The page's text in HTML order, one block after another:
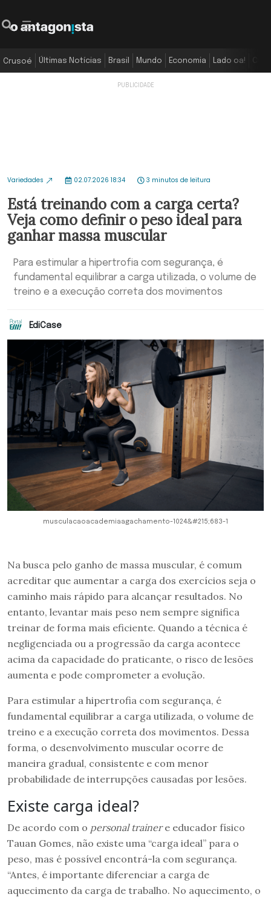
Crusoé Últimas Notícias Brasil Mundo Economia Lado oa!
Variedades 02.07.2026 18:34 3 minutos de leitura
Está treinando com a carga certa?
Veja como definir o peso ideal para
ganhar massa muscular
Para estimular a hipertrofia com segurança, é
fundamental equilibrar a carga utilizada, o volume de
treino e a execução correta dos movimentos
EdiCase
musculacaoacademiaagachamento-1024&#215;683-1
Na busca pelo ganho de massa muscular, é comum
acreditar que aumentar a carga dos exercícios seja o
caminho mais rápido para alcançar resultados. No
entanto, levantar mais peso nem sempre significa
treinar de forma mais eficiente. Quando a técnica é
negligenciada ou a progressão da carga acontece
acima da capacidade do praticante, o risco de lesões
aumenta e pode comprometer a evolução.
Para estimular a hipertrofia com segurança, é
fundamental equilibrar a carga utilizada, o volume de
treino e a execução correta dos movimentos. Dessa
forma, o desenvolvimento muscular ocorre de
maneira gradual, consistente e com menor
probabilidade de interrupções causadas por lesões.
Existe carga ideal?
De acordo com o personal trainere educador físico
Tauan Gomes, não existe uma “carga ideal” para o
peso, mas é possível encontrá-la com segurança.
“Antes, é importante diferenciar a carga de
aquecimento da carga de trabalho. No aquecimento, o